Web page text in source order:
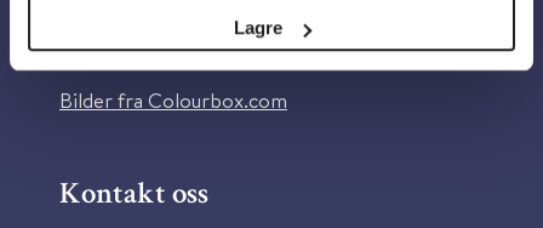
Lagre
Tilgjengelighetserklæring
Information in English
Bilder fra Colourbox.com
Kontakt oss